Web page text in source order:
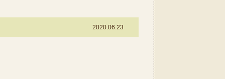
2020.06.23